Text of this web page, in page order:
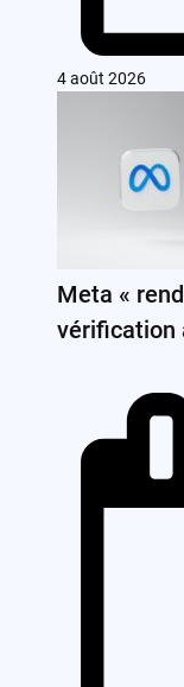
4 août 2026
Meta «
vérification